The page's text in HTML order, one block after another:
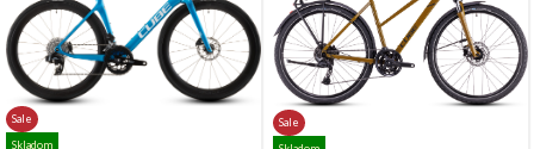
Sale
Skladom
Sale